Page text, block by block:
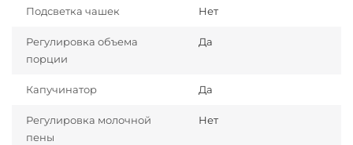
Подсветка чашек Нет
Регулировка объема
порции
Да
Капучинатор Да
Регулировка молочной
пены
Нет